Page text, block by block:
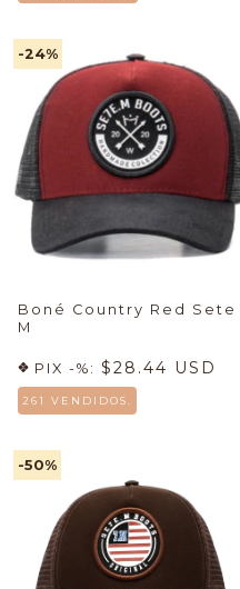
-24%
Boné Country Red Sete
M
PIX -%: $28.44 USD
261 VENDIDOS.
-50%